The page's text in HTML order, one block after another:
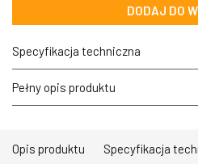
pojedynczego
ściemniacza
dotykowego
LIVOLO
sterowany
pilotem
DODAJ DO
Specyfikacja techniczna
Pełny opis produktu
Opis produktu Specyfikacja